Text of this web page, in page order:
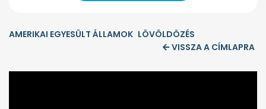
AMERIKAI EGYESÜLT ÁLLAMOK LÖVÖLDÖZÉS
VISSZA A CÍMLAPRA